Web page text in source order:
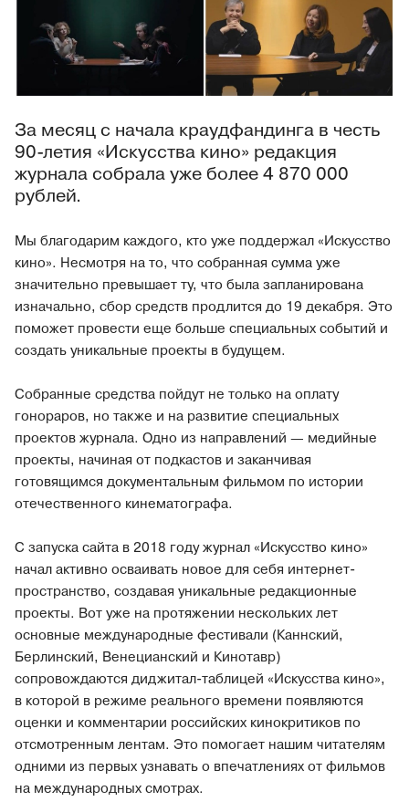
За месяц с начала краудфандинга в честь
90-летия «Искусства кино» редакция
журнала собрала уже более 4 870 000
рублей.
Мы благодарим каждого, кто уже поддержал «Искусство
кино». Несмотря на то, что собранная сумма уже
значительно превышает ту, что была запланирована
изначально, сбор средств продлится до 19 декабря. Это
поможет провести еще больше специальных событий и
создать уникальные проекты в будущем.
Собранные средства пойдут не только на оплату
гонораров, но также и на развитие специальных
проектов журнала. Одно из направлений — медийные
проекты, начиная от подкастов и заканчивая
готовящимся документальным фильмом по истории
отечественного кинематографа.
С запуска сайта в 2018 году журнал «Искусство кино»
начал активно осваивать новое для себя интернет-
пространство, создавая уникальные редакционные
проекты. Вот уже на протяжении нескольких лет
основные международные фестивали (Каннский,
Берлинский, Венецианский и Кинотавр)
сопровождаются диджитал-таблицей «Искусства кино»,
в которой в режиме реального времени появляются
оценки и комментарии российских кинокритиков по
отсмотренным лентам. Это помогает нашим читателям
одними из первых узнавать о впечатлениях от фильмов
на международных смотрах.